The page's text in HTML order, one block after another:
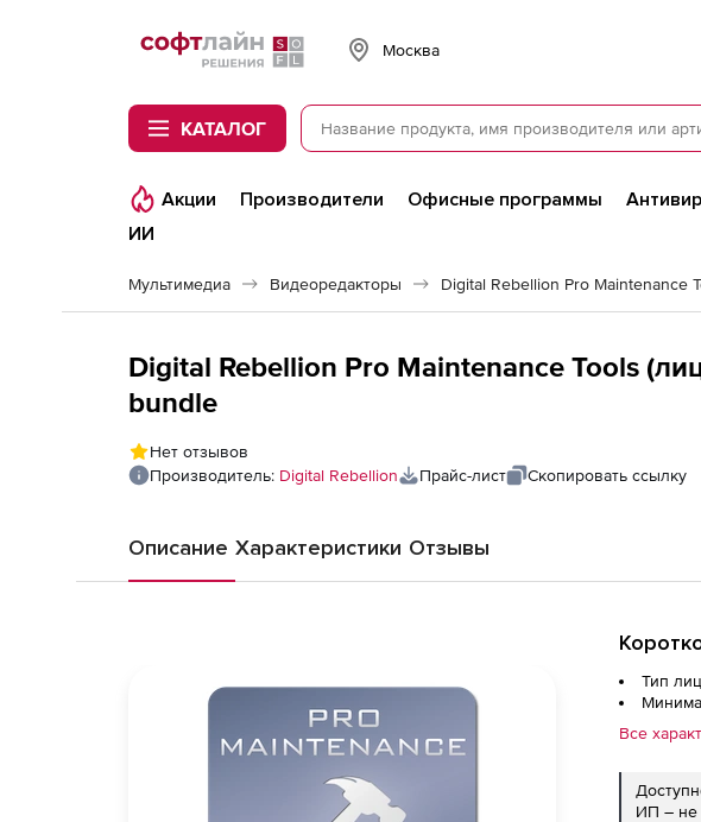
Softline
Москва
КАТАЛОГ
Акции Производители Офисные программы
ИИ
Мультимедиа Видеоредакторы Digital Rebellion Pro Maintenance
Digital Rebellion Pro Maintenance Tools
bundle
Нет отзывов
Производитель: Digital Rebellion Прайс-лист Скопировать ссылку
Описание Характеристики Отзывы
Тип
Все
ИП – не